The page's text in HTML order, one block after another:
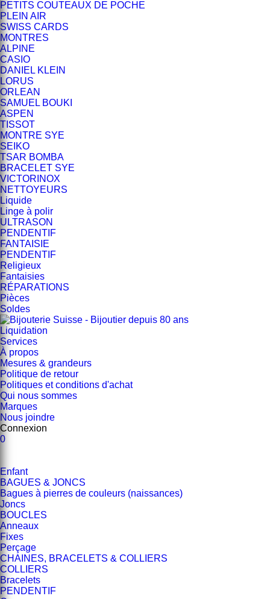
PETITS COUTEAUX DE POCHE
PLEIN AIR
SWISS CARDS
MONTRES
ALPINE
CASIO
DANIEL KLEIN
LORUS
ORLEAN
SAMUEL BOUKI
ASPEN
TISSOT
MONTRE SYE
SEIKO
TSAR BOMBA
BRACELET SYE
VICTORINOX
NETTOYEURS
Liquide
Linge à polir
ULTRASON
PENDENTIF
FANTAISIE
PENDENTIF
Religieux
Fantaisies
RÉPARATIONS
Pièces
Soldes
Liquidation
Services
À propos
Mesures & grandeurs
Politique de retour
Politiques et conditions d'achat
Qui nous sommes
Marques
Nous joindre
Connexion
0
Enfant
BAGUES & JONCS
Bagues à pierres de couleurs (naissances)
Joncs
BOUCLES
Anneaux
Fixes
Perçage
CHAINES, BRACELETS & COLLIERS
COLLIERS
Bracelets
PENDENTIF